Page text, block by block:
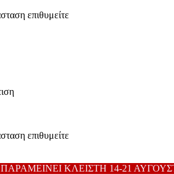
επιθυμείτε
επιθυμείτε
ΚΛΕΙΣΤΗ 14-21